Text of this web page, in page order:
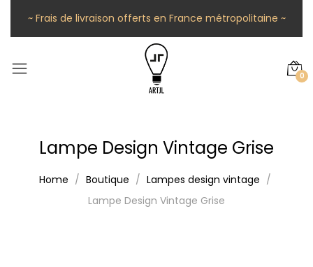
~ Frais de livraison offerts en France métropolitaine ~
0
Lampe Design Vintage Grise
Home Boutique
Lampes design vintage
Lampe Design Vintage Grise